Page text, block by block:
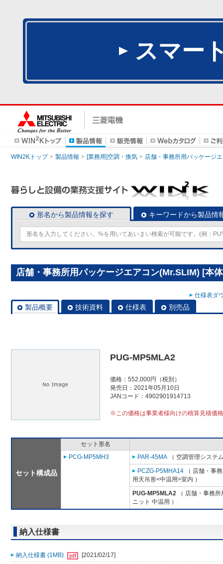
スマー
WIN2Kトップ 製品情報 [業務用]空調・換気 店舗・事務所用パッケージ
形名から製品情報を探す キーワードから製品情
店舗・事務所用パッケージエアコン(Mr.SLIM) [本
仕様表ダ
製品概要 技術資料 仕様表 別売品
PUG-MP5MLA2
価格：552,000円（税別）
発売日：2021年05月10日
JANコード：4902901914713
※この価格は事業者様向けの積算見積価
セット構成品
セット形名
PCG-MP5MH3
PAR-45MA （ 空調管理システ
PCZG-P5MHA14 （ 店舗・事
用天吊形<中温用>室内 ）
PUG-MP5MLA2 （ 店舗・事務
ニット 中温用 ）
納入仕様書
納入仕様書 (1MB)
[2021/02/17]